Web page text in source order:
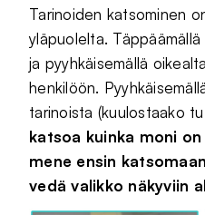
Tarinoiden katsominen
yläpuolelta.
ja pyyhkäisemällä
henkilöön.
tarinoista (kuulostaako
katsoa kuinka moni
mene ensin
vedä valikko näkyviin